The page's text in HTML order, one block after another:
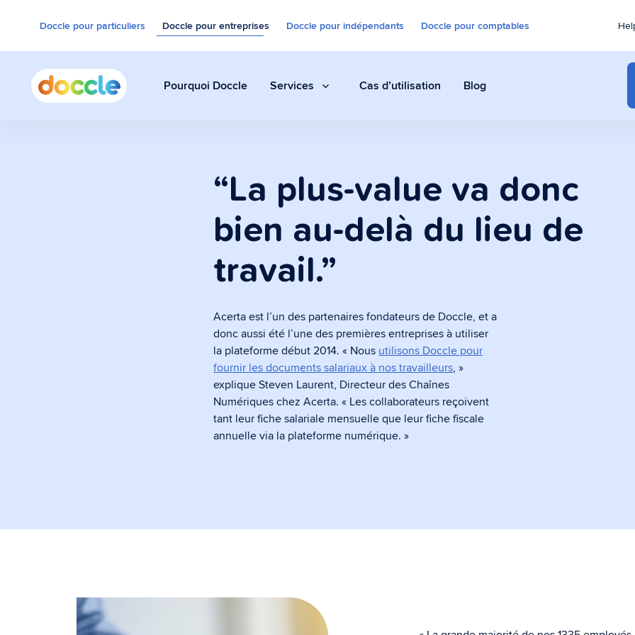
Doccle pour particuliers Doccle pour entreprises Doccle pour indépendants Doccle pour comptables
Pourquoi Doccle Services
Envoyer sur tous les canaux avec la
même application
archives sécurisées.
Courrier et envoi
recommandé en Belgique
Envoyer un courrier recommandé en
Cas d’utilisation Blog
“La plus-value va donc
bien au-delà du lieu de
travail.”
Acerta est l’un des partenaires fondateurs de Doccle, et a
donc aussi été l’une des premières entreprises à utiliser
la plateforme début 2014. « Nous utilisons Doccle pour
fournir les documents salariaux à nos travailleurs, »
explique Steven Laurent, Directeur des Chaînes
Numériques chez Acerta. « Les collaborateurs reçoivent
tant leur fiche salariale mensuelle que leur fiche fiscale
annuelle via la plateforme numérique. »